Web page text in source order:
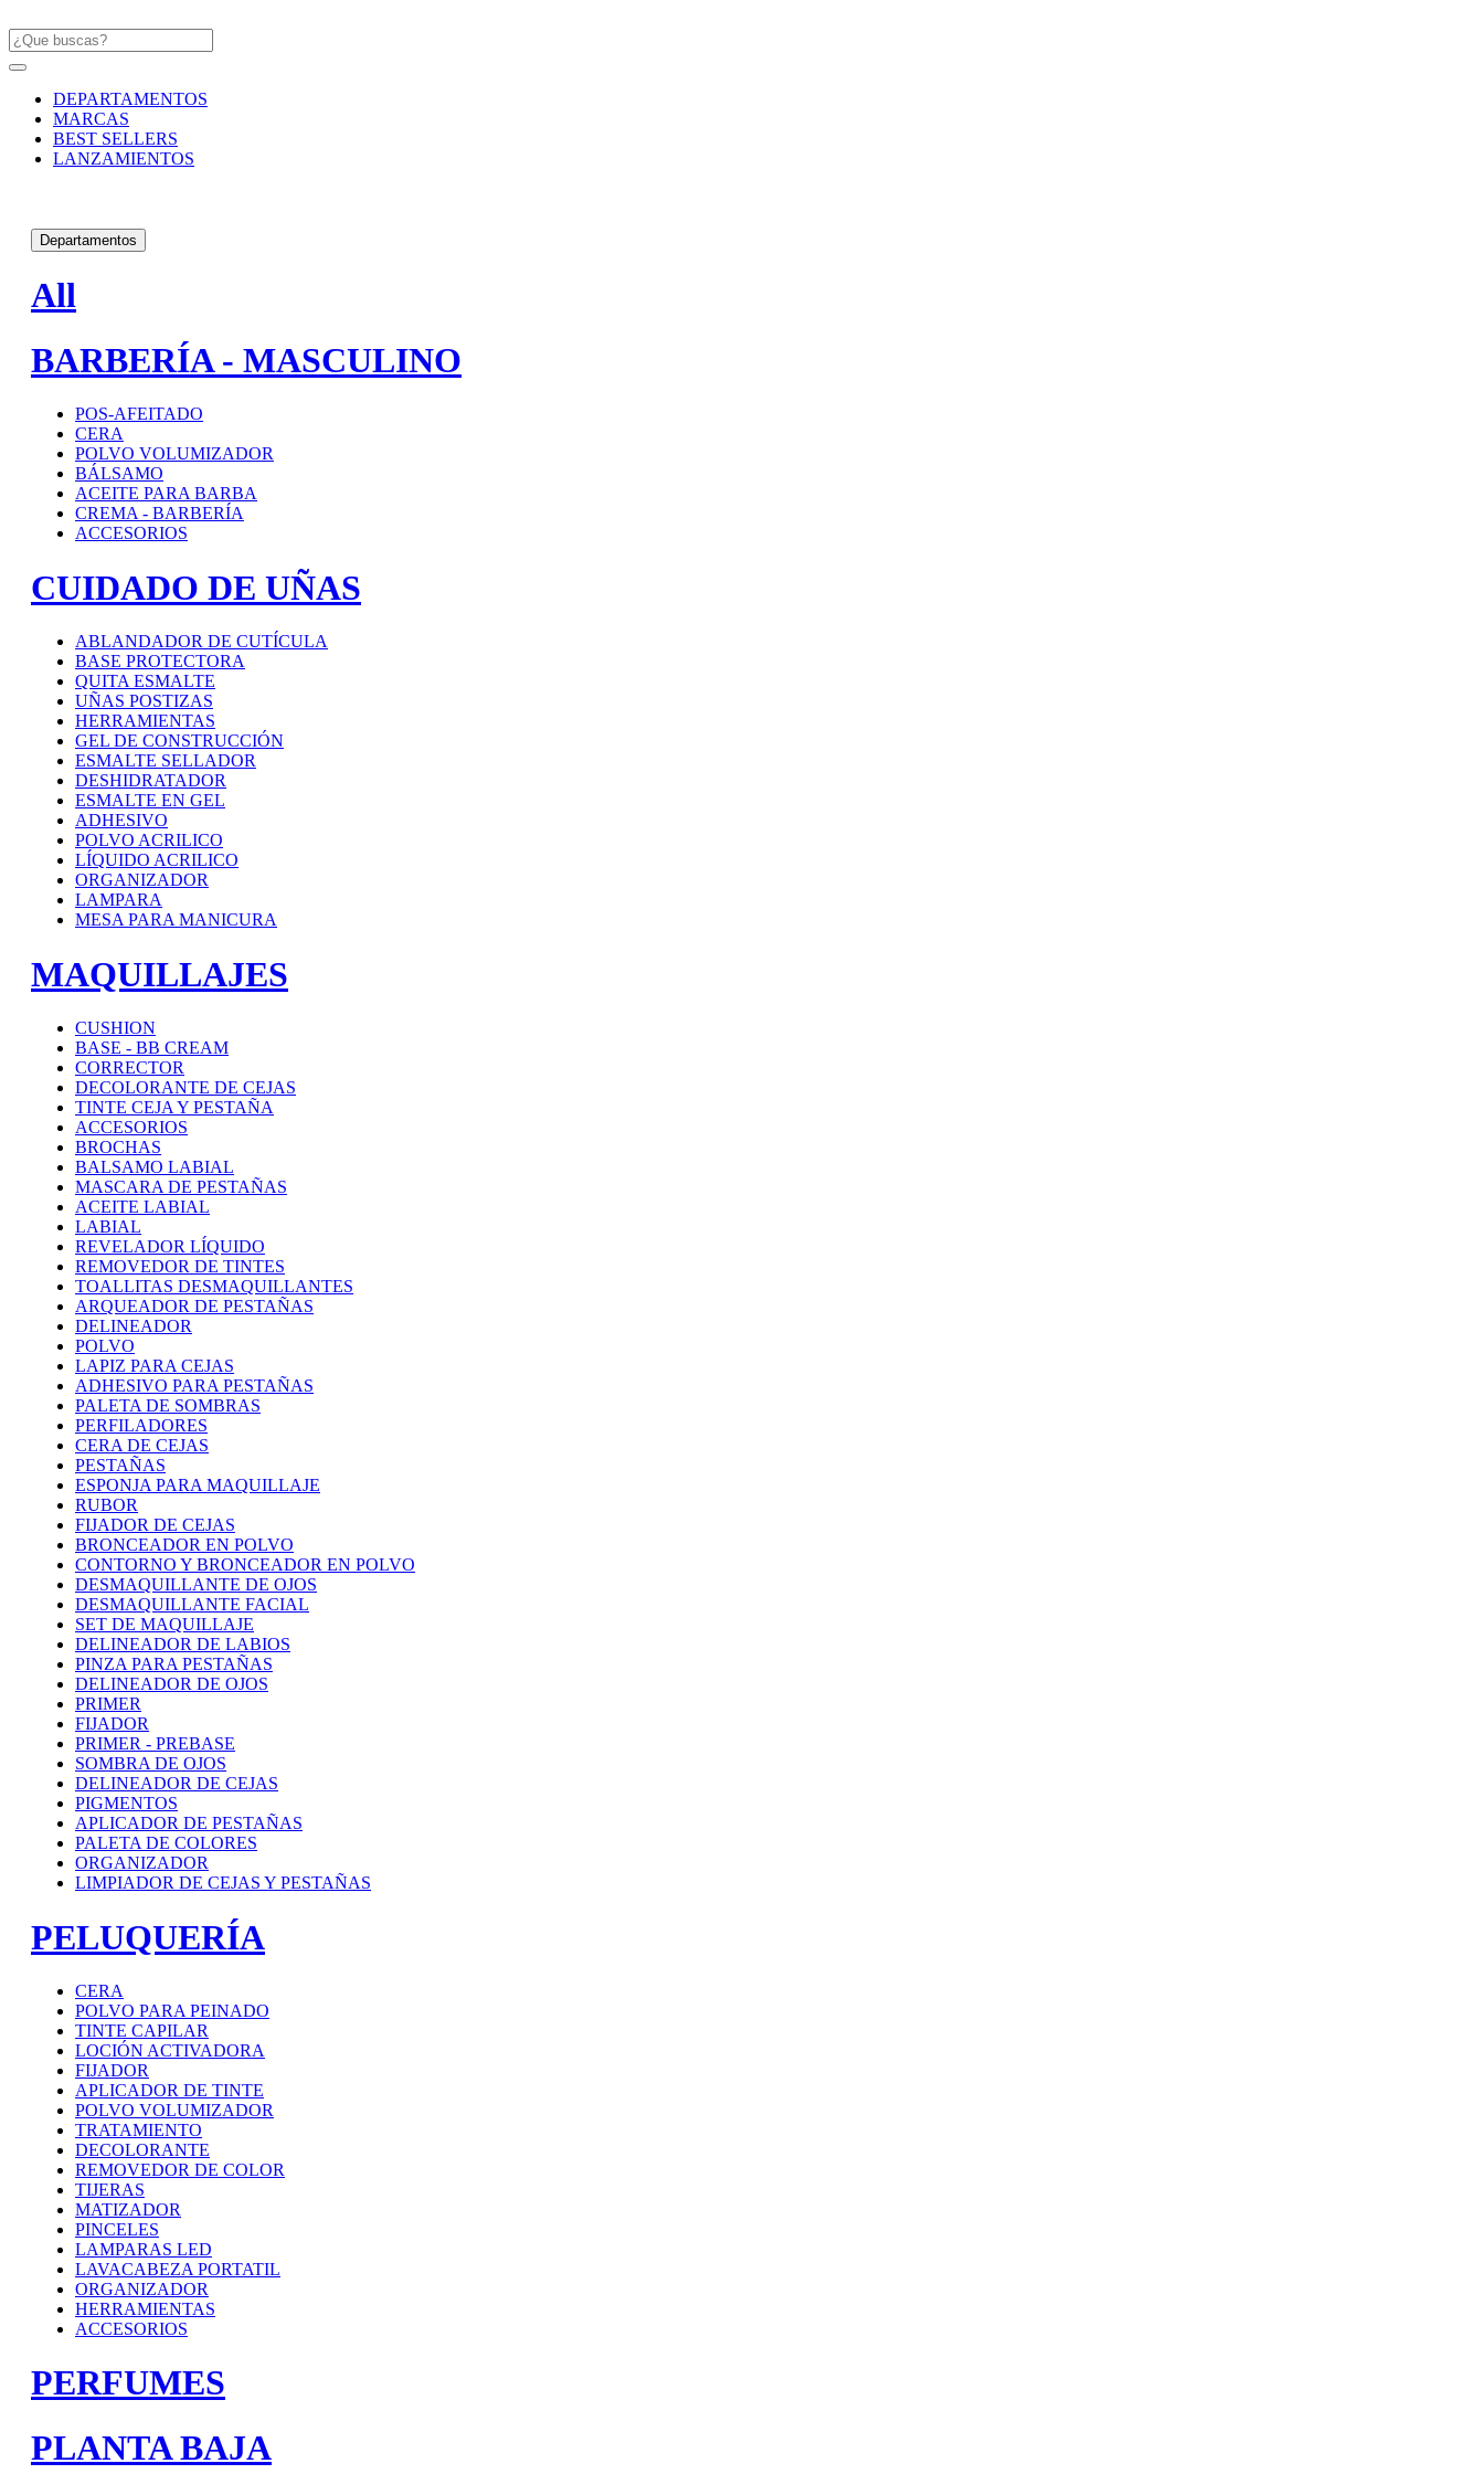
DEPARTAMENTOS
MARCAS
BEST SELLERS
LANZAMIENTOS
Departamentos
All
BARBERÍA - MASCULINO
POS-AFEITADO
CERA
POLVO VOLUMIZADOR
BÁLSAMO
ACEITE PARA BARBA
CREMA - BARBERÍA
ACCESORIOS
CUIDADO DE UÑAS
ABLANDADOR DE CUTÍCULA
BASE PROTECTORA
QUITA ESMALTE
UÑAS POSTIZAS
HERRAMIENTAS
GEL DE CONSTRUCCIÓN
ESMALTE SELLADOR
DESHIDRATADOR
ESMALTE EN GEL
ADHESIVO
POLVO ACRILICO
LÍQUIDO ACRILICO
ORGANIZADOR
LAMPARA
MESA PARA MANICURA
MAQUILLAJES
CUSHION
BASE - BB CREAM
CORRECTOR
DECOLORANTE DE CEJAS
TINTE CEJA Y PESTAÑA
ACCESORIOS
BROCHAS
BALSAMO LABIAL
MASCARA DE PESTAÑAS
ACEITE LABIAL
LABIAL
REVELADOR LÍQUIDO
REMOVEDOR DE TINTES
TOALLITAS DESMAQUILLANTES
ARQUEADOR DE PESTAÑAS
DELINEADOR
POLVO
LAPIZ PARA CEJAS
ADHESIVO PARA PESTAÑAS
PALETA DE SOMBRAS
PERFILADORES
CERA DE CEJAS
PESTAÑAS
ESPONJA PARA MAQUILLAJE
RUBOR
FIJADOR DE CEJAS
BRONCEADOR EN POLVO
CONTORNO Y BRONCEADOR EN POLVO
DESMAQUILLANTE DE OJOS
DESMAQUILLANTE FACIAL
SET DE MAQUILLAJE
DELINEADOR DE LABIOS
PINZA PARA PESTAÑAS
DELINEADOR DE OJOS
PRIMER
FIJADOR
PRIMER - PREBASE
SOMBRA DE OJOS
DELINEADOR DE CEJAS
PIGMENTOS
APLICADOR DE PESTAÑAS
PALETA DE COLORES
ORGANIZADOR
LIMPIADOR DE CEJAS Y PESTAÑAS
PELUQUERÍA
CERA
POLVO PARA PEINADO
TINTE CAPILAR
LOCIÓN ACTIVADORA
FIJADOR
APLICADOR DE TINTE
POLVO VOLUMIZADOR
TRATAMIENTO
DECOLORANTE
REMOVEDOR DE COLOR
TIJERAS
MATIZADOR
PINCELES
LAMPARAS LED
LAVACABEZA PORTATIL
ORGANIZADOR
HERRAMIENTAS
ACCESORIOS
PERFUMES
PLANTA BAJA